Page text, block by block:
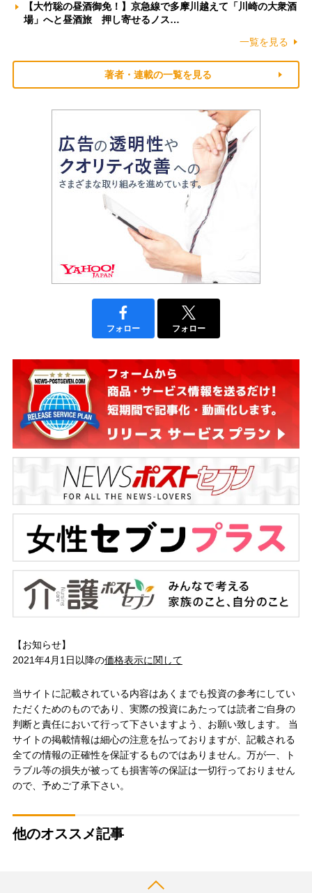
【大竹聡の昼酒御免！】京急線で多摩川越えて「川崎の大衆酒
場」へと昼酒旅 押し寄せるノス…
一覧を見る
著者・連載の一覧を見る
フォロー フォロー
【お知らせ】
2021年4月1日以降の価格表示に関して
当サイトに記載されている内容はあくまでも投資の参考にしてい
ただくためのものであり、実際の投資にあたっては読者ご自身の
判断と責任において行って下さいますよう、お願い致します。 当
サイトの掲載情報は細心の注意を払っておりますが、記載される
全ての情報の正確性を保証するものではありません。万が一、ト
ラブル等の損失が被っても損害等の保証は一切行っておりません
ので、予めご了承下さい。
他のオススメ記事